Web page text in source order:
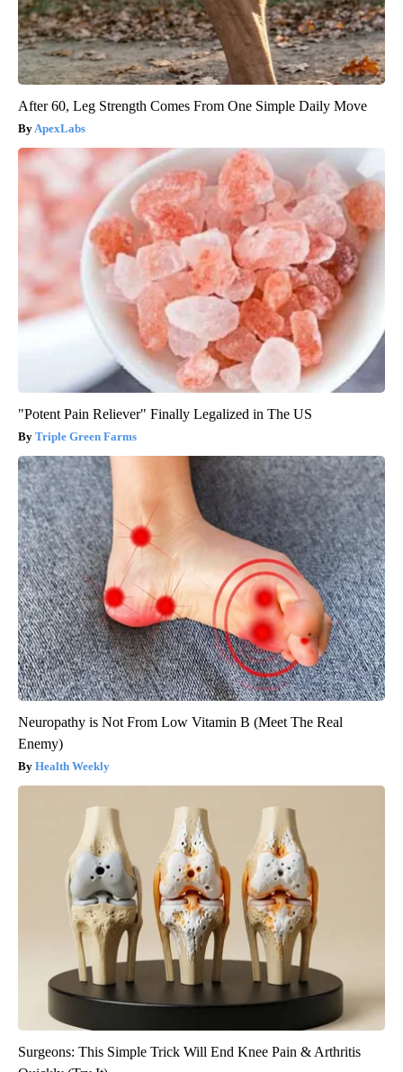
After 60, Leg Strength Comes From One Simple Daily Move
ApexLabs
"Potent Pain Reliever" Finally Legalized in The US
Triple Green Farms
Neuropathy is Not From Low Vitamin B (Meet The Real
Enemy)
Health Weekly
Surgeons: This Simple Trick Will End Knee Pain & Arthritis